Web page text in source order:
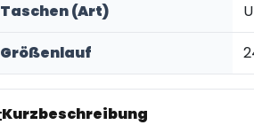
Taschen (Art)
Größenlauf
Kurzbeschreibung